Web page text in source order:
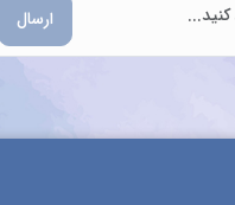
ارسال